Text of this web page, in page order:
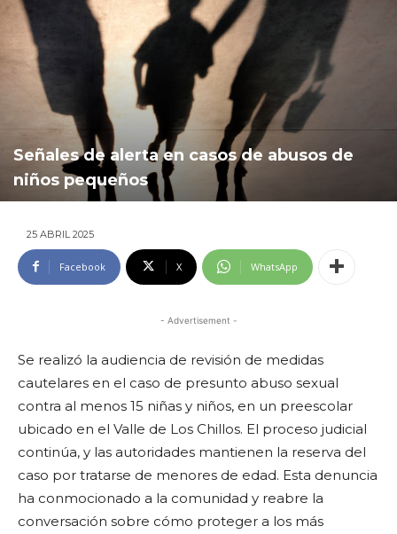
Señales de alerta en casos de abusos de
niños pequeños
25 ABRIL 2025
Facebook X WhatsApp
- Advertisement -
Se realizó la audiencia de revisión de medidas
cautelares en el caso de presunto abuso sexual
contra al menos 15 niñas y niños, en un preescolar
ubicado en el Valle de Los Chillos. El proceso judicial
continúa, y las autoridades mantienen la reserva del
caso por tratarse de menores de edad. Esta denuncia
ha conmocionado a la comunidad y reabre la
conversación sobre cómo proteger a los más